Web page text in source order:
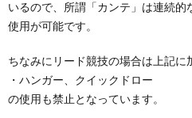
いるので、所謂「カンテ」は連続
使用が可能です。
ちなみにリード競技の場合は上記に
・ハンガー、クイックドロー
の使用も禁止となっています。